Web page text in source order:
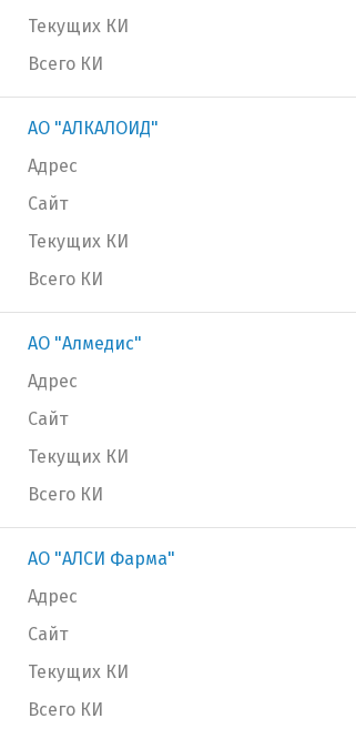
Текущих КИ
Всего КИ
АО "АЛКАЛОИД"
Адрес
Сайт
Текущих КИ
Всего КИ
АО "Алмедис"
Адрес
Сайт
Текущих КИ
Всего КИ
АО "АЛСИ Фарма"
Адрес
Сайт
Текущих КИ
Всего КИ